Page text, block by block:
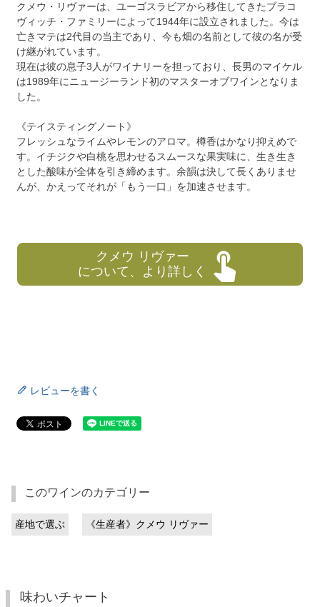
クメウ・リヴァーは、ユーゴスラビアから移住してきたブラコ
ヴィッチ・ファミリーによって1944年に設立されました。今は
亡きマテは2代目の当主であり、今も畑の名前として彼の名が受
け継がれています。
現在は彼の息子3人がワイナリーを担っており、長男のマイケル
は1989年にニュージーランド初のマスターオブワインとなりま
した。
《テイスティングノート》
フレッシュなライムやレモンのアロマ。樽香はかなり抑えめで
す。イチジクや白桃を思わせるスムースな果実味に、生き生き
とした酸味が全体を引き締めます。余韻は決して長くありませ
んが、かえってそれが「もう一口」を加速させます。
クメウ リヴァー
について、より詳しく
レビューを書く
このワインのカテゴリー
産地で選ぶ 《生産者》クメウ リヴァー
味わいチャート